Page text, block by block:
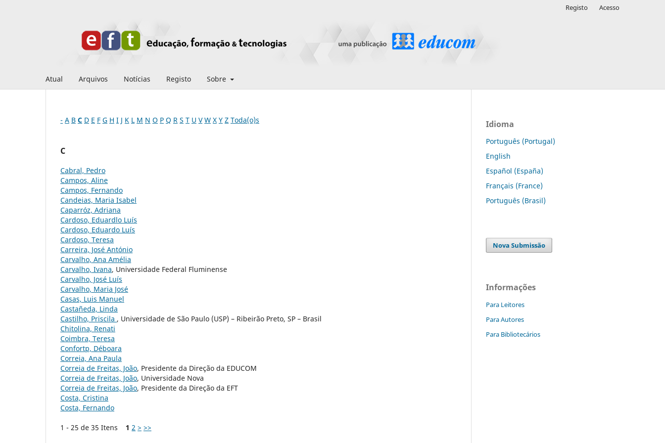
Atual Arquivos Notícias Registo Sobre
Registo Acesso
- A B C D E F G H I J K L M N O P Q R S T U V W X Y Z Toda(o)s
C
Cabral, Pedro
Campos, Aline
Campos, Fernando
Candeias, Maria Isabel
Caparróz, Adriana
Cardoso, Eduardlo Luís
Cardoso, Eduardo Luís
Cardoso, Teresa
Carreira, José António
Carvalho, Ana Amélia
Carvalho, Ivana, Universidade Federal Fluminense
Carvalho, José Luís
Carvalho, Maria José
Casas, Luis Manuel
Castañeda, Linda
Castilho, Priscila , Universidade de São Paulo (USP) – Ribeirão Preto, SP – Brasil
Chitolina, Renati
Coimbra, Teresa
Confortp, Déboara
Correia, Ana Paula
Correia de Freitas, João, Presidente da Direção da EDUCOM
Correia de Freitas, João, Universidade Nova
Correia de Freitas, João, Presidente da Direção da EFT
Costa, Cristina
Costa, Fernando
1 - 25 de 35 Itens 1 2 > >>
Idioma
Português (Portugal)
English
Español (España)
Français (France)
Português (Brasil)
Nova Submissão
Informações
Para Leitores
Para Autores
Para Bibliotecários